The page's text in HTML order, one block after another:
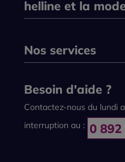
helline et la
Nos services
Besoin d'aide ?
Contactez-nous du lundi
interruption au :